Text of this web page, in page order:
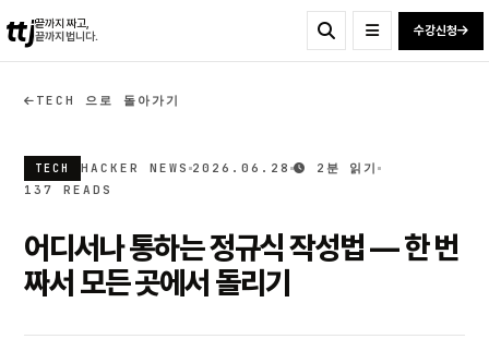
ttj끝까지 짜고,
끝까지 법니다.
수강신청
TECH 으로 돌아가기
TECH HACKER NEWS 2026.06.28
2분 읽기
137 READS
어디서나 통하는 정규식 작성법 — 한 번
짜서 모든 곳에서 돌리기